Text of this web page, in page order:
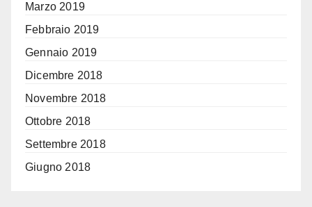
Marzo 2019
Febbraio 2019
Gennaio 2019
Dicembre 2018
Novembre 2018
Ottobre 2018
Settembre 2018
Giugno 2018